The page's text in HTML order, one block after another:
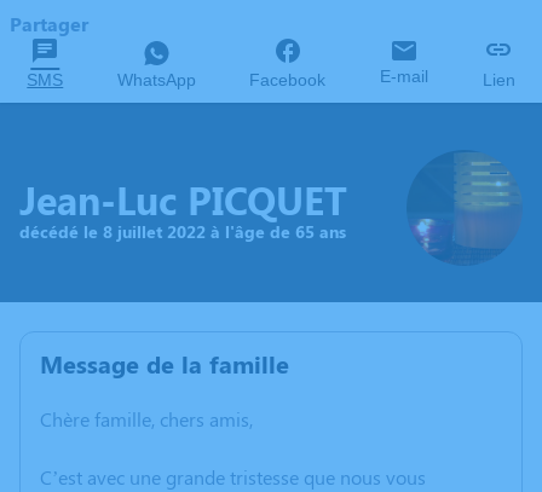
Partager
SMS WhatsApp Facebook E-mail Lien
Jean-Luc PICQUET
décédé le 8 juillet 2022 à l'âge de 65 ans
Message de la famille
Chère famille, chers amis,
C’est avec une grande tristesse que nous vous